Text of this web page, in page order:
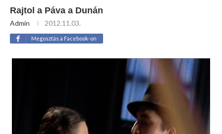
Rajtol a Páva a Dunán
Admin 2012.11.03.
Megosztás a Facebook-on